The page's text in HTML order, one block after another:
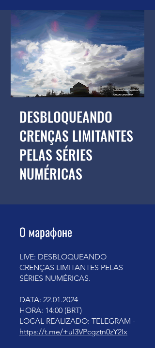
DESBLOQUEANDO
CRENÇAS LIMITANTES
PELAS SÉRIES
NUMÉRICAS
О марафоне
LIVE: DESBLOQUEANDO
CRENÇAS LIMITANTES PELAS
SÉRIES NUMÉRICAS.
DATA: 22.01.2024
HORA: 14:00 (BRT)
LOCAL REALIZADO: TELEGRAM -
https://t.me/+uI3VPcgztn0zY2Ix